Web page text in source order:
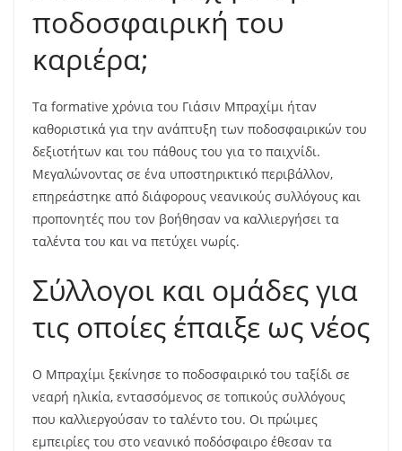
ποδοσφαιρική του
καριέρα;
Τα formative χρόνια του Γιάσιν Μπραχίμι ήταν
καθοριστικά για την ανάπτυξη των ποδοσφαιρικών του
δεξιοτήτων και του πάθους του για το παιχνίδι.
Μεγαλώνοντας σε ένα υποστηρικτικό περιβάλλον,
επηρεάστηκε από διάφορους νεανικούς συλλόγους και
προπονητές που τον βοήθησαν να καλλιεργήσει τα
ταλέντα του και να πετύχει νωρίς.
Σύλλογοι και ομάδες για
τις οποίες έπαιξε ως νέος
Ο Μπραχίμι ξεκίνησε το ποδοσφαιρικό του ταξίδι σε
νεαρή ηλικία, εντασσόμενος σε τοπικούς συλλόγους
που καλλιεργούσαν το ταλέντο του. Οι πρώιμες
εμπειρίες του στο νεανικό ποδόσφαιρο έθεσαν τα